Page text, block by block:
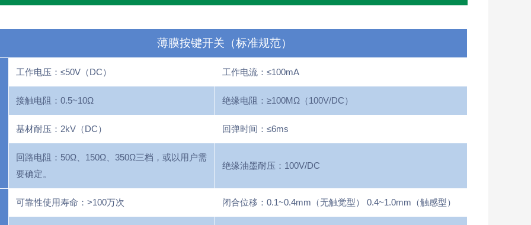
薄膜按键开关（标准规范）
工作电压：≤50V（DC） 工作电流：≤100mA
接触电阻：0.5~10Ω 绝缘电阻：≥100MΩ（100V/DC）
基材耐压：2kV（DC） 回弹时间：≤6ms
回路电阻：50Ω、150Ω、350Ω三档，或以用户需
要确定。
绝缘油墨耐压：100V/DC
可靠性使用寿命：>100万次 闭合位移：0.1~0.4mm（无触觉型） 0.4~1.0mm（触感型）